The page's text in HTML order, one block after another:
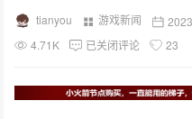
tianyou 游戏新闻
4.71K
已关闭评论 23